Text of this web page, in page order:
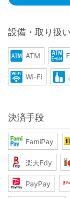
設備・取り扱
ATM
Wi-Fi
決済手段
FamiPay
楽天Edy
PayPay